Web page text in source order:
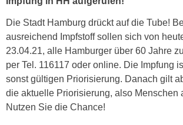
Die Stadt Hamburg drückt auf die Tube!
ausreichend Impfstoff sollen sich von
23.04.21, alle Hamburger über 60 Jahre
per Tel. 116117 oder online. Die Impfung
sonst gültigen Priorisierung. Danach gilt
die aktuelle Priorisierung, also Menschen
Nutzen Sie die Chance!